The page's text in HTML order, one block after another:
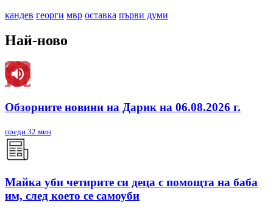
кандев георги мвр оставка първи думи
Най-ново
Обзорните новини на Дарик на 06.08.2026 г.
преди 32 мин
Майка уби четирите си деца с помощта на баба
им, след което се самоуби